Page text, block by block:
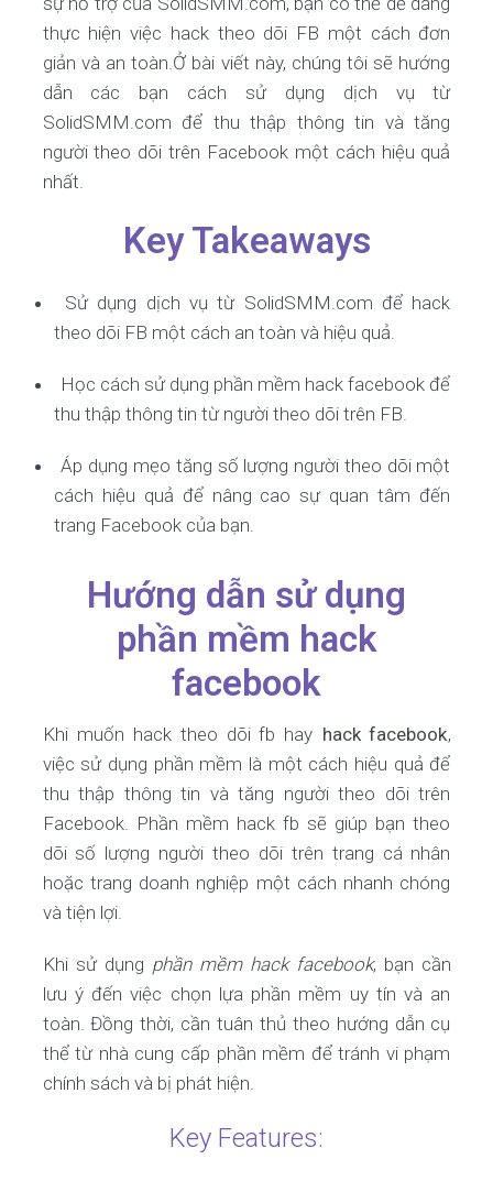
thực hiện việc hack theo dõi FB một cách đơn
giản và an toàn.Ở bài viết này, chúng tôi sẽ hướng
dẫn các bạn cách sử dụng dịch vụ từ
SolidSMM.com để thu thập thông tin và tăng
người theo dõi trên Facebook một cách hiệu quả
nhất.
Key Takeaways
Sử dụng dịch vụ từ SolidSMM.com để hack
theo dõi FB một cách an toàn và hiệu quả.
Học cách sử dụng phần mềm hack facebook để
thu thập thông tin từ người theo dõi trên FB.
Áp dụng mẹo tăng số lượng người theo dõi một
cách hiệu quả để nâng cao sự quan tâm đến
trang Facebook của bạn.
Hướng dẫn sử dụng
phần mềm hack
facebook
Khi muốn hack theo dõi fb hay hack facebook,
việc sử dụng phần mềm là một cách hiệu quả để
thu thập thông tin và tăng người theo dõi trên
Facebook. Phần mềm hack fb sẽ giúp bạn theo
dõi số lượng người theo dõi trên trang cá nhân
hoặc trang doanh nghiệp một cách nhanh chóng
và tiện lợi.
Khi sử dụng phần mềm hack facebook, bạn cần
lưu ý đến việc chọn lựa phần mềm uy tín và an
toàn. Đồng thời, cần tuân thủ theo hướng dẫn cụ
thể từ nhà cung cấp phần mềm để tránh vi phạm
chính sách và bị phát hiện.
Key Features: